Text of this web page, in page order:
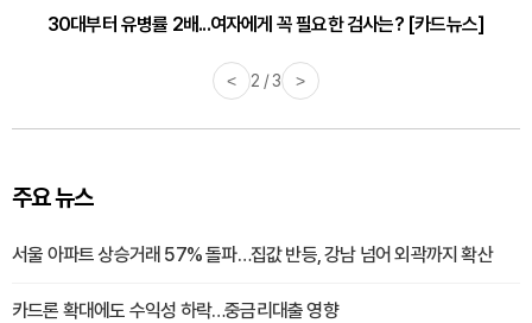
30대부터 유병률 2배...여자에게 꼭 필요한 검사는? [카드뉴스]
< 2 / 3 >
주요 뉴스
서울 아파트 상승거래 57% 돌파…집값 반등, 강남 넘어 외곽까지 확산
카드론 확대에도 수익성 하락…중금리대출 영향